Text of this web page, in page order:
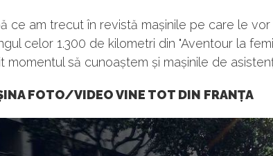
ce am trecut în revistă mașinile pe care le
celor 1.300 de kilometri din "Aventour la
momentul să cunoaștem și mașinile de
FOTO/VIDEO VINE TOT DIN FRANȚA